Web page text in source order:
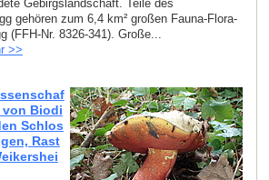
Gebirgslandschaft. Teile des
gehören zum 6,4 km² großen Fauna-Flora-
(FFH-Nr. 8326-341). Große...
>>
Biodi
Schlos
Rast